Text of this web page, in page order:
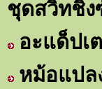
ชุดสวิทชิ่
อะแด็ปเ
หม้อแปล